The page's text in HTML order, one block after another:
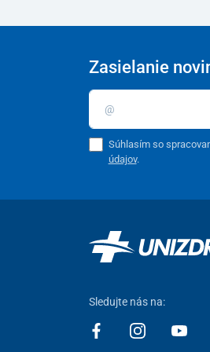
Zasielanie
Súhlasím so
údajov.
Sledujte nás na: